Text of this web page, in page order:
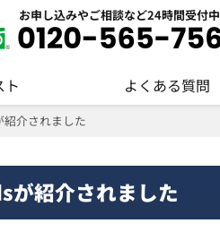
お申し込みやご相談など24時間受付中
ト よくある質問
介されました
が紹介されました